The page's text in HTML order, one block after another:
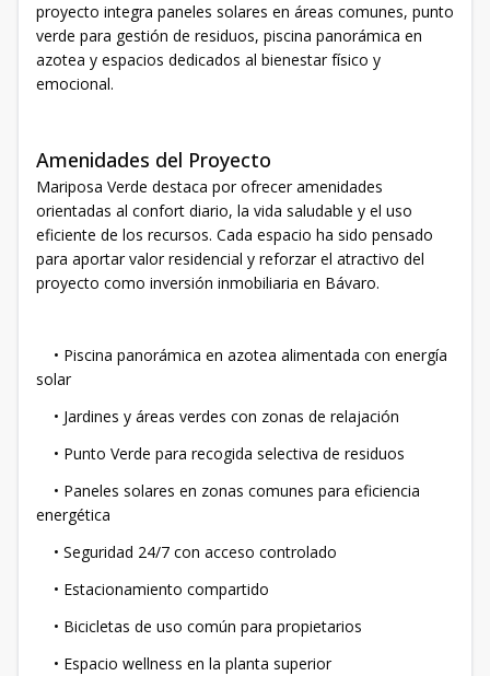
proyecto integra paneles solares en áreas comunes, punto
verde para gestión de residuos, piscina panorámica en
azotea y espacios dedicados al bienestar físico y
emocional.
Amenidades del Proyecto
Mariposa Verde destaca por ofrecer amenidades
orientadas al confort diario, la vida saludable y el uso
eficiente de los recursos. Cada espacio ha sido pensado
para aportar valor residencial y reforzar el atractivo del
proyecto como inversión inmobiliaria en Bávaro.
• Piscina panorámica en azotea alimentada con energía
solar
• Jardines y áreas verdes con zonas de relajación
• Punto Verde para recogida selectiva de residuos
• Paneles solares en zonas comunes para eficiencia
energética
• Seguridad 24/7 con acceso controlado
• Estacionamiento compartido
• Bicicletas de uso común para propietarios
• Espacio wellness en la planta superior